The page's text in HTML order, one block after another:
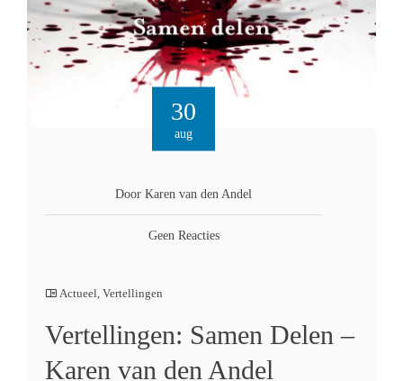
30
aug
Door Karen van den Andel
Geen Reacties
Actueel, Vertellingen
Vertellingen: Samen Delen –
Karen van den Andel